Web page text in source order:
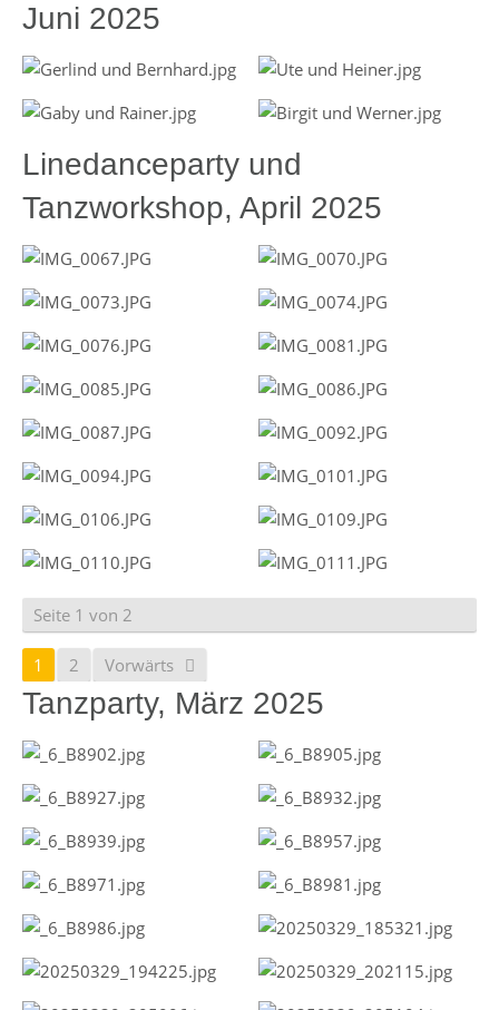
Juni 2025
Linedanceparty und
Tanzworkshop, April 2025
Seite 1 von 2
1 2 Vorwärts
Tanzparty, März 2025